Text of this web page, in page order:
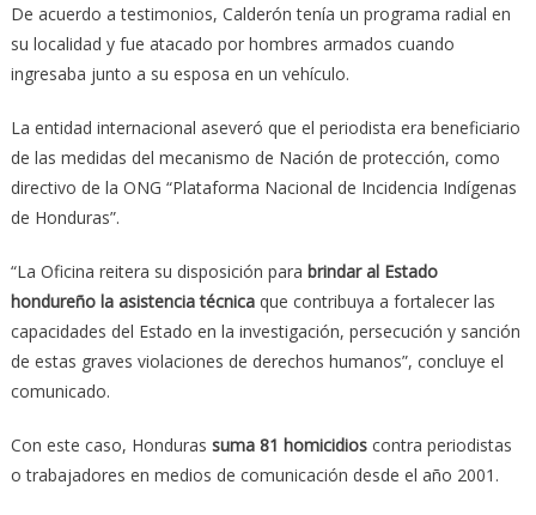
De acuerdo a testimonios, Calderón tenía un programa radial en
su localidad y fue atacado por hombres armados cuando
ingresaba junto a su esposa en un vehículo.
La entidad internacional aseveró que el periodista era beneficiario
de las medidas del mecanismo de Nación de protección, como
directivo de la ONG “Plataforma Nacional de Incidencia Indígenas
de Honduras”.
“La Oficina reitera su disposición para brindar al Estado
hondureño la asistencia técnicaque contribuya a fortalecer las
capacidades del Estado en la investigación, persecución y sanción
de estas graves violaciones de derechos humanos”, concluye el
comunicado.
Con este caso, Honduras suma 81 homicidioscontra periodistas
o trabajadores en medios de comunicación desde el año 2001.